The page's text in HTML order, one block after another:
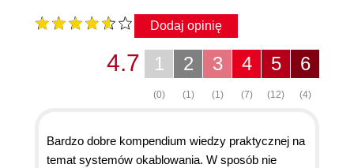
Dodaj opinię
6
(4)
5
(12)
4
(7)
3
(1)
2
(1)
1
(0)
4.7
Bardzo dobre kompendium wiedzy praktycznej na
temat systemów okablowania. W sposób nie